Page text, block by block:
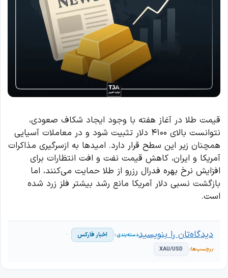
قیمت طلا در آغاز هفته با وجود ایجاد شکاف صعودی،
نتوانست بالای ۴۱۰۰ دلار تثبیت شود و در معاملات آسیایی
همچنان زیر این سطح قرار دارد. امیدها به ازسرگیری مذاکرات
آمریکا و ایران، کاهش قیمت نفت و افت انتظارات برای
افزایش نرخ بهره فدرال رزرو از طلا حمایت می‌کنند، اما
بازگشت نسبی دلار آمریکا مانع رشد بیشتر فلز زرد شده
است.
اخبار فارکس
XAU/USD
دیدگاه‌تان را بنویسید